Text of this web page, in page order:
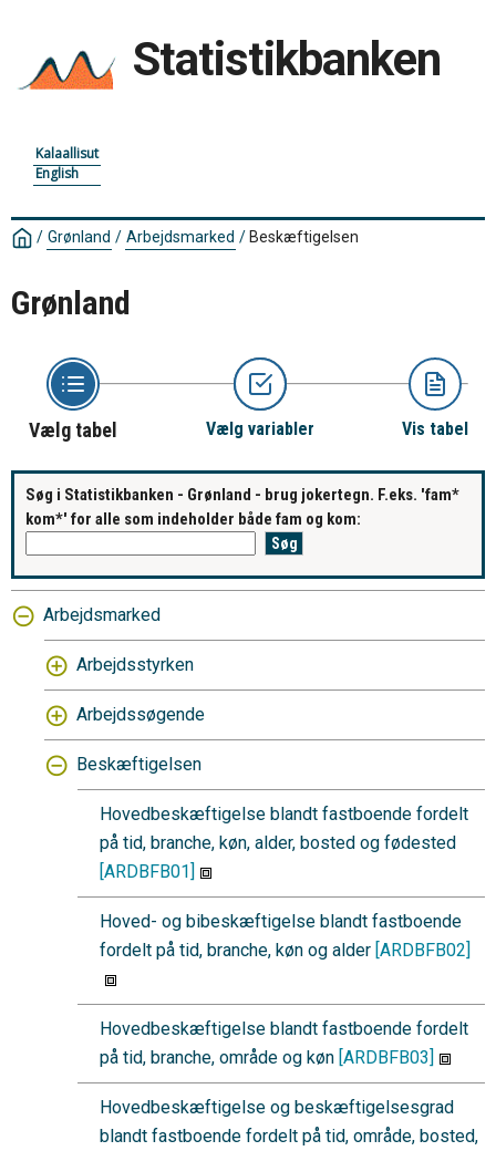
Statistikbanken
Kalaallisut
English
/ Grønland / Arbejdsmarked / Beskæftigelsen
Grønland
Vælg tabel Vælg variabler Vis tabel
Søg i Statistikbanken - Grønland - brug jokertegn. F.eks. 'fam*
kom*' for alle som indeholder både fam og kom:
Arbejdsmarked
Arbejdsstyrken
Arbejdssøgende
Beskæftigelsen
Hovedbeskæftigelse blandt fastboende fordelt
på tid, branche, køn, alder, bosted og fødested
[ARDBFB01]
Hoved- og bibeskæftigelse blandt fastboende
fordelt på tid, branche, køn og alder [ARDBFB02]
Hovedbeskæftigelse blandt fastboende fordelt
på tid, branche, område og køn [ARDBFB03]
Hovedbeskæftigelse og beskæftigelsesgrad
blandt fastboende fordelt på tid, område, bosted,